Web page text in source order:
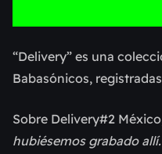
“Delivery” es una
Babasónicos,
Sobre Delivery#2
hubiésemos grabado